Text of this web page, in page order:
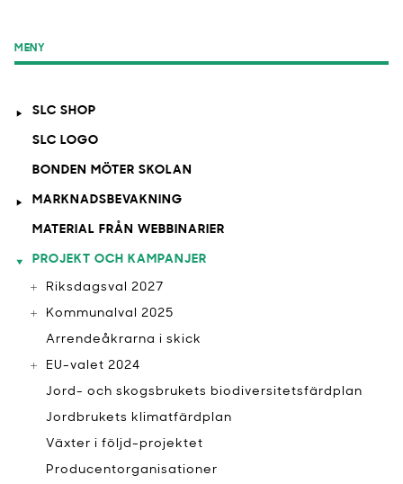
MENY
SLC SHOP
SLC LOGO
BONDEN MÖTER SKOLAN
MARKNADSBEVAKNING
MATERIAL FRÅN WEBBINARIER
PROJEKT OCH KAMPANJER
Riksdagsval 2027
Kommunalval 2025
Arrendeåkrarna i skick
EU-valet 2024
Jord- och skogsbrukets biodiversitetsfärdplan
Jordbrukets klimatfärdplan
Växter i följd-projektet
Producentorganisationer